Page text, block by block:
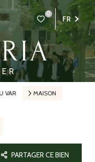
0
FR
VAR MAISON
PARTAGER CE BIEN